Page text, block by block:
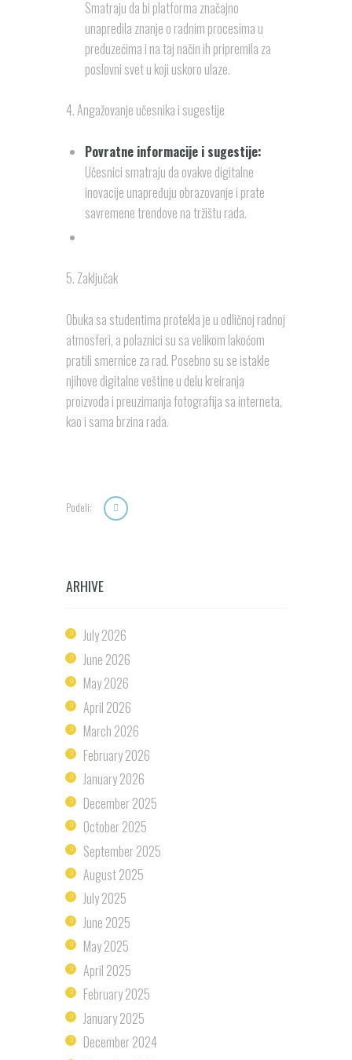
Smatraju da bi platforma značajno
unapredila znanje o radnim procesima u
preduzećima i na taj način ih pripremila za
poslovni svet u koji uskoro ulaze.
4. Angažovanje učesnika i sugestije
Povratne informacije i sugestije:
Učesnici smatraju da ovakve digitalne
inovacije unapređuju obrazovanje i prate
savremene trendove na tržištu rada.
5. Zaključak
Obuka sa studentima protekla je u odličnoj radnoj
atmosferi, a polaznici su sa velikom lakoćom
pratili smernice za rad. Posebno su se istakle
njihove digitalne veštine u delu kreiranja
proizvoda i preuzimanja fotografija sa interneta,
kao i sama brzina rada.
Podeli:
ARHIVE
July2026
June 2026
May2026
April 2026
March 2026
February2026
January2026
December2025
October2025
September2025
August2025
July2025
June 2025
May2025
April 2025
February2025
January2025
December2024